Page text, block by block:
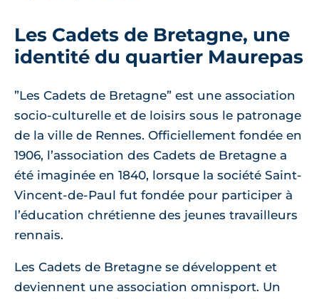
Les Cadets de Bretagne, une
identité du quartier Maurepas
”Les Cadets de Bretagne” est une association
socio-culturelle et de loisirs sous le patronage
de la ville de Rennes. Officiellement fondée en
1906, l’association des Cadets de Bretagne a
été imaginée en 1840, lorsque la société Saint-
Vincent-de-Paul fut fondée pour participer à
l’éducation chrétienne des jeunes travailleurs
rennais.
Les Cadets de Bretagne se développent et
deviennent une association omnisport. Un